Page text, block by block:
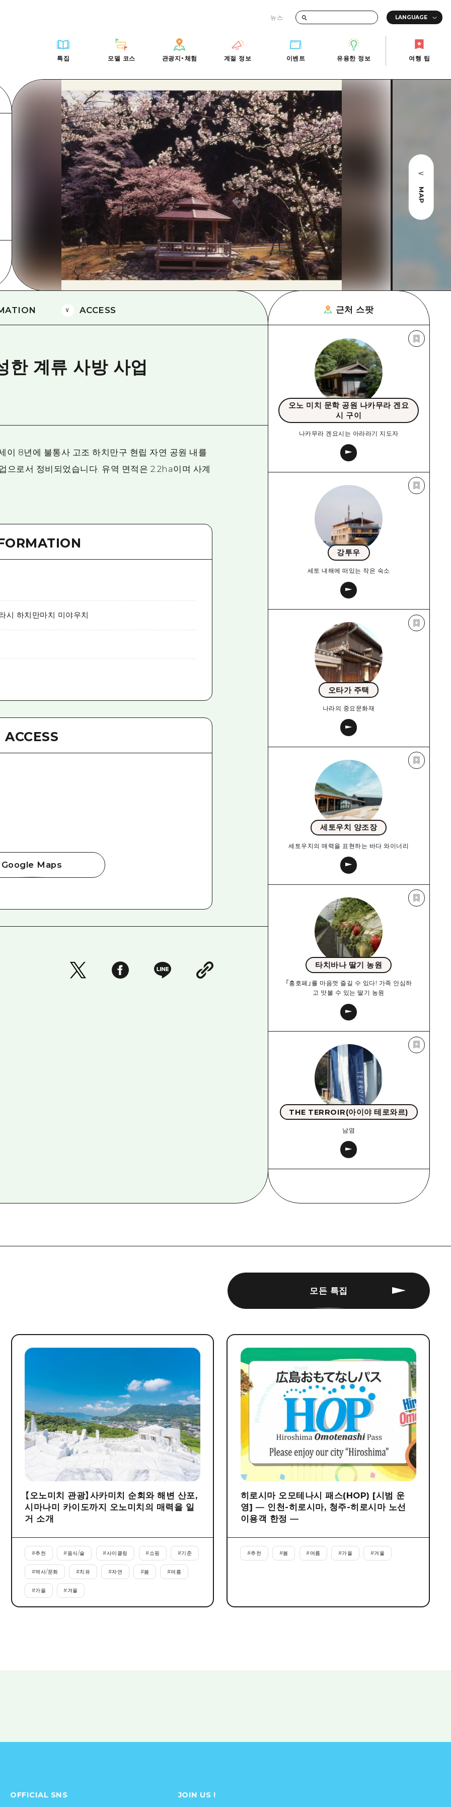
뉴스
특집
사이클링
스포츠
나이트 라이프
세계유산
배움과 체험
기준
역사/문화
치유
자연
모델 코스
Hiroshima 공식 가이드
Moshimo Travel
히로시마시 주변
아키(安芸)
빈고(備後)
비북(備北)
게이호쿠(芸北)
미야지마(宮島) 주변
야마구치(山口)현 동부
빠른 여행
당일치기
반나절
1박 2일
2박 3일
관광지・체험
목록
히로시마시 주변
아키(安芸)
빈고(備後)
비북(備北)
게이호쿠(芸北)
미야지마(宮島) 주변
야마구치(山口)현 동부
에히메(愛媛)현
시마네(島根)현
계절 정보
이벤트
유용한 정보
보조 트래픽 요약
시설 혼잡 상황
히로시마 OMOTENASHI 패스
수하물 보관 및 배송 서비스
HIROSHIMA FREE Wi-Fi
외국인 여행자용 거리 관광안내소
자원봉사 가이드
히로시마현내 매력을 동영상으로 소개!
자주 묻는 질문
사진 다운로드
재해가 발생했을 때의 교통 정보
관광 안내 책자
여행 팁
기준
역사/문화
자연
Travel
아키(安芸)
빈고(備後)
게이호쿠(芸北)
미야지마(宮島) 주변
야마구치(山口)현 동부
반나절
2박 3일
히로시마시 주변
아키(安芸)
비북(備北)
게이호쿠(芸北)
미야지마(宮島) 주변
야마구치(山口)현 동부
에히메(愛媛)현
시마네(島根)현
외국인 여행자용 거리 관광안내소
자원봉사 가이드
자주 묻는 질문
재해가 발생했을 때의 교통 정보
관광 안내 책자
MAP
ACCESS
한 계류 사방 사업
이 8년에 불통사 고조 하치만구 현립 자연 공원 내를
으로서 정비되었습니다. 유역 면적은 2.2ha이며 사계
시 하치만마치 미야우치
ACCESS
Google Maps
근처 스팟
오노 미치 문학 공원 나카무라 겐요
시 구이
나카무라 겐요시는 아라라기 지도자
강투우
세토 내해에 떠있는 작은 숙소
오타가 주택
나라의 중요문화재
세토우치 양조장
세토우치의 매력을 표현하는 바다 와이너리
타치바나 딸기 농원
「홍호페」를 마음껏 즐길 수 있다! 가족 안심하
고 맛볼 수 있는 딸기 농원
THE TERROIR(아이야 테로와르)
남염
모든 특집
【오노미치 관광】사카미치 순회와 해변 산포,
시마나미 카이도까지 오노미치의 매력을 일
거 소개
#추천 #음식/술 #사이클링 #쇼핑 #기준
#역사/문화 #치유 #자연 #봄 #여름
#가을 #겨울
히로시마 오모테나시 패스(HOP) [시범 운
영] ― 인천-히로시마, 청주-히로시마 노선
이용객 한정 ―
#추천 #봄 #여름 #가을 #겨울
OFFICIAL SNS JOIN US !